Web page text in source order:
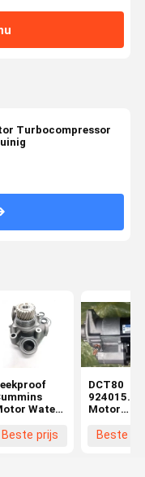
Turbocompressor
Water
923349.0765
Beste prijs
DCT80
Motor
Krachtige
Beste